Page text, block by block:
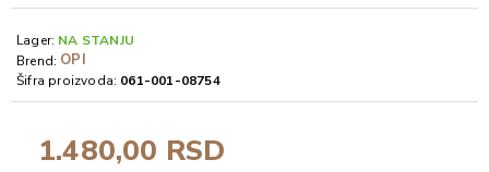
1.480,00 RSD
Lager: NA STANJU
Brend: OPI
Šifra proizvoda: 061-001-08754